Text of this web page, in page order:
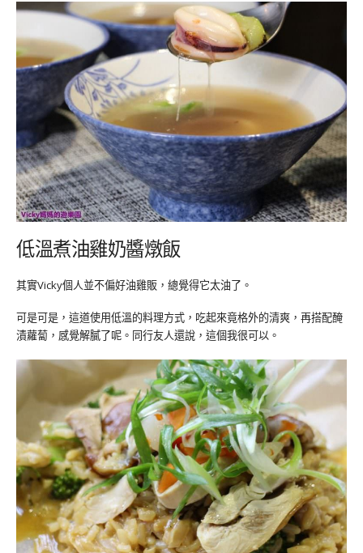
低溫煮油雞奶醬燉飯
其實Vicky個人並不偏好油雞販，總覺得它太油了。
可是可是，這道使用低溫的料理方式，吃起來竟格外的清爽，再搭配醃
漬蘿蔔，感覺解膩了呢。同行友人還說，這個我很可以。